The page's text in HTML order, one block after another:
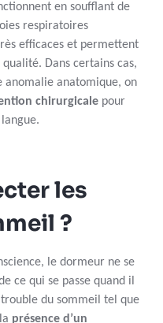
en soufflant de
respiratoires
efficaces et permettent
Dans certains cas,
anomalie anatomique, on
chirurgicale pour
les
?
le dormeur ne se
ce qui se passe quand il
du sommeil tel que
présence d’un